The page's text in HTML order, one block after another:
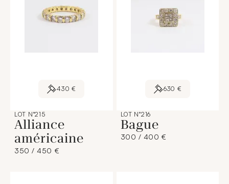
430 €
LOT N°215
Alliance
américaine
350 / 450 €
630 €
LOT N°216
Bague
300 / 400 €